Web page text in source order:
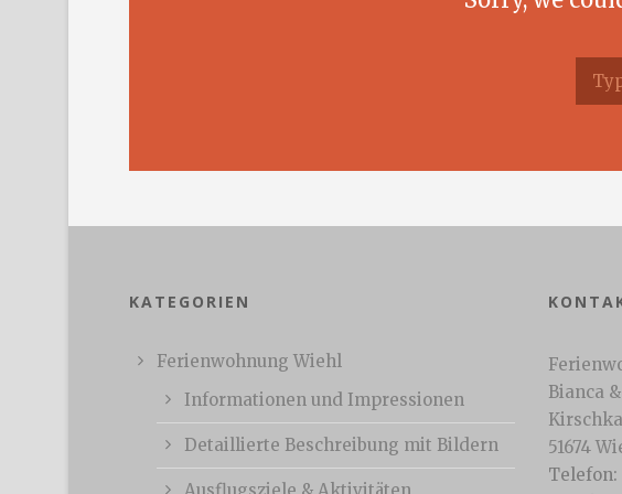
KATEGORIEN
Ferienwohnung Wiehl
Informationen und Impressionen
Detaillierte Beschreibung mit Bildern
Bianca
51674
Telefon: